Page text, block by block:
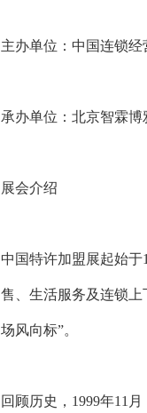
主办单位：中国连锁经
承办单位：北京智霖
展会介绍
中国特许加盟展起始
售、生活服务及连锁
场风向标”。
回顾历史，1999年11